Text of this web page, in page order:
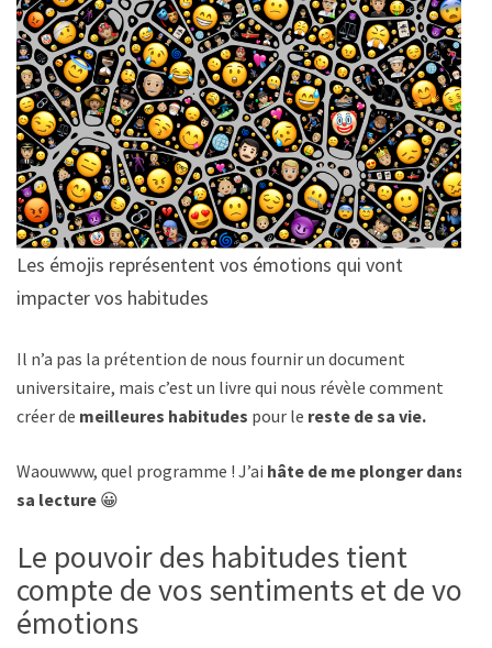
Les émojis représentent vos émotions qui vont
impacter vos habitudes
Il n’a pas la prétention de nous fournir un document
universitaire, mais c’est un livre qui nous révèle comment
créer de meilleures habitudes pour le reste de sa vie.
Waouwww, quel programme ! J’ai hâte de me plonger dans
sa lecture 😀
Le pouvoir des habitudes tient
compte de vos sentiments et de vos
émotions